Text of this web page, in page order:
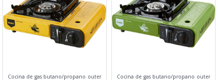
Cocina de gas butano/propano outer Cocina de gas butano/propano outer